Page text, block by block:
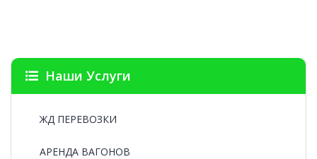
Наши Услуги
ЖД ПЕРЕВОЗКИ
АРЕНДА ВАГОНОВ